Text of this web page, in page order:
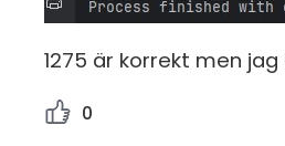
1275 är korrekt men
0